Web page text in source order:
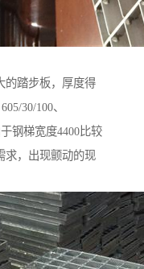
的踏步板，厚度得
30/100、
钢梯宽度4400比较
求，出现颤动的现